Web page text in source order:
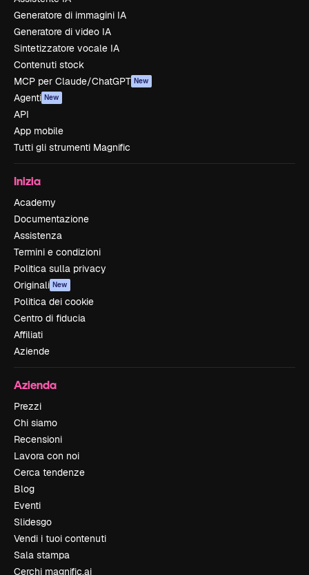
Generatore di immagini IA
Generatore di video IA
Sintetizzatore vocale IA
Contenuti stock
MCP per Claude/ChatGPT New
Agenti New
API
App mobile
Tutti gli strumenti Magnific
Inizia
Academy
Documentazione
Assistenza
Termini e condizioni
Politica sulla privacy
Originali New
Politica dei cookie
Centro di fiducia
Affiliati
Aziende
Azienda
Prezzi
Chi siamo
Recensioni
Lavora con noi
Cerca tendenze
Blog
Eventi
Slidesgo
Vendi i tuoi contenuti
Sala stampa
Cerchi magnific.ai